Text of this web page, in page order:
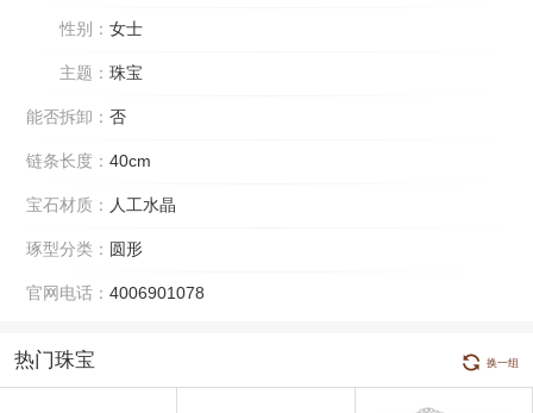
性别： 女士
主题： 珠宝
能否拆卸： 否
链条长度： 40cm
宝石材质： 人工水晶
琢型分类： 圆形
官网电话： 4006901078
热门珠宝 换一组